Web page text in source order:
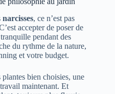
narcisses, ce n’est pas
accepter de poser de
pendant des
du rythme de la nature,
et votre budget.
bien choisies, une
maintenant. Et